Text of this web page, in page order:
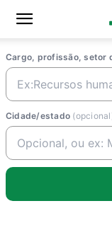
Cargo, profissão, setor
Cidade/estado